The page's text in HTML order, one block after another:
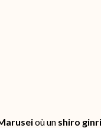
où unshiro